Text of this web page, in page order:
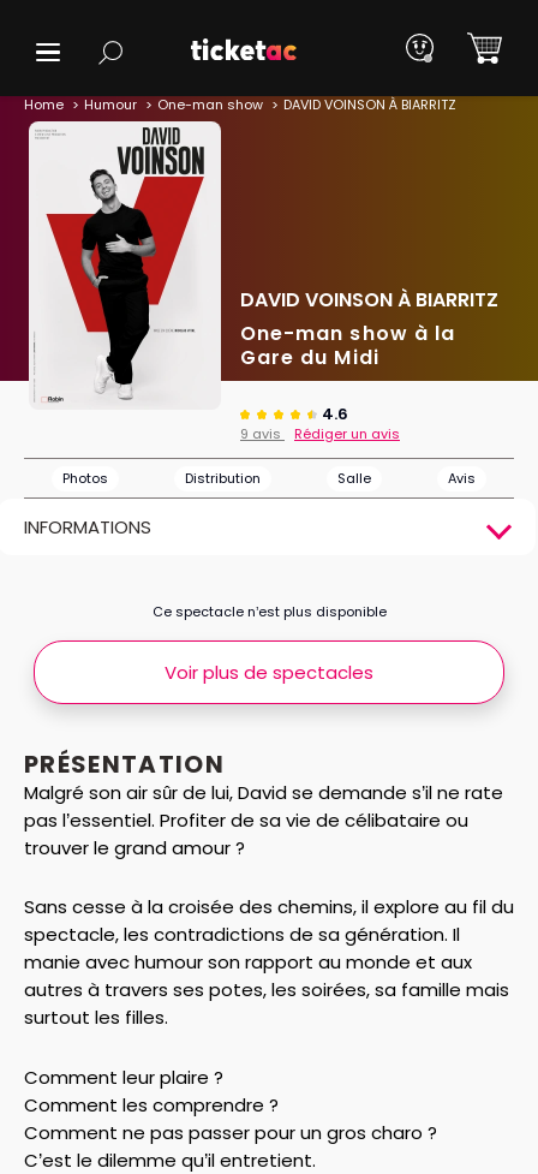
Home Humour One-man show DAVID VOINSON À BIARRITZ
DAVID VOINSON À BIARRITZ
One-man show à la
Gare du Midi
4.6
9 avis Rédiger un avis
Photos Distribution Salle Avis
INFORMATIONS
PRÉSENTATION
Malgré son air sûr de lui, David se demande s’il ne rate
pas l’essentiel. Profiter de sa vie de célibataire ou
trouver le grand amour ?
Sans cesse à la croisée des chemins, il explore au fil du
spectacle, les contradictions de sa génération. Il
manie avec humour son rapport au monde et aux
autres à travers ses potes, les soirées, sa famille mais
surtout les filles.
Comment leur plaire ?
Comment les comprendre ?
Comment ne pas passer pour un gros charo ?
C’est le dilemme qu’il entretient.
Ce spectacle n’est plus disponible
Voir plus de spectacles